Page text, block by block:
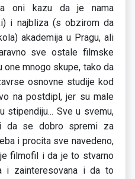
oni kazu da je nama
i najbliza (s obzirom da
akademija u Pragu, ali
sve ostale filmske
mnogo skupe, tako da
osnovne studije kod
na postdipl, jer su male
stipendiju... Sve u svemu,
da se dobro spremi za
i procita sve navedeno,
filmofil i da je to stvarno
i zainteresovana i da to